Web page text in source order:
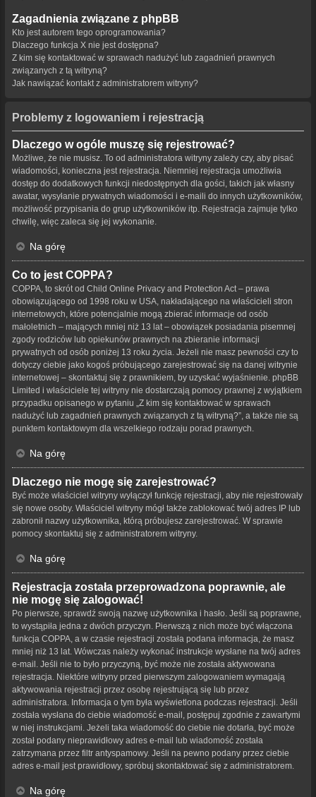
Zagadnienia związane z phpBB
Kto jest autorem tego oprogramowania?
Dlaczego funkcja X nie jest dostępna?
Z kim się kontaktować w sprawach nadużyć lub zagadnień prawnych
związanych z tą witryną?
Jak nawiązać kontakt z administratorem witryny?
Problemy z logowaniem i rejestracją
Dlaczego w ogóle muszę się rejestrować?
Możliwe, że nie musisz. To od administratora witryny zależy czy, aby pisać
wiadomości, konieczna jest rejestracja. Niemniej rejestracja umożliwia
dostęp do dodatkowych funkcji niedostępnych dla gości, takich jak własny
awatar, wysyłanie prywatnych wiadomości i e-maili do innych użytkowników,
możliwość przypisania do grup użytkowników itp. Rejestracja zajmuje tylko
chwilę, więc zaleca się jej wykonanie.
Na górę
Co to jest COPPA?
COPPA, to skrót od Child Online Privacy and Protection Act – prawa
obowiązującego od 1998 roku w USA, nakładającego na właścicieli stron
internetowych, które potencjalnie mogą zbierać informacje od osób
małoletnich – mających mniej niż 13 lat – obowiązek posiadania pisemnej
zgody rodziców lub opiekunów prawnych na zbieranie informacji
prywatnych od osób poniżej 13 roku życia. Jeżeli nie masz pewności czy to
dotyczy ciebie jako kogoś próbującego zarejestrować się na danej witrynie
internetowej – skontaktuj się z prawnikiem, by uzyskać wyjaśnienie. phpBB
Limited i właściciele tej witryny nie dostarczają pomocy prawnej z wyjątkiem
przypadku opisanego w pytaniu „Z kim się kontaktować w sprawach
nadużyć lub zagadnień prawnych związanych z tą witryną?”, a także nie są
punktem kontaktowym dla wszelkiego rodzaju porad prawnych.
Na górę
Dlaczego nie mogę się zarejestrować?
Być może właściciel witryny wyłączył funkcję rejestracji, aby nie rejestrowały
się nowe osoby. Właściciel witryny mógł także zablokować twój adres IP lub
zabronił nazwy użytkownika, którą próbujesz zarejestrować. W sprawie
pomocy skontaktuj się z administratorem witryny.
Na górę
Rejestracja została przeprowadzona poprawnie, ale
nie mogę się zalogować!
Po pierwsze, sprawdź swoją nazwę użytkownika i hasło. Jeśli są poprawne,
to wystąpiła jedna z dwóch przyczyn. Pierwszą z nich może być włączona
funkcja COPPA, a w czasie rejestracji została podana informacja, że masz
mniej niż 13 lat. Wówczas należy wykonać instrukcje wysłane na twój adres
e-mail. Jeśli nie to było przyczyną, być może nie została aktywowana
rejestracja. Niektóre witryny przed pierwszym zalogowaniem wymagają
aktywowania rejestracji przez osobę rejestrującą się lub przez
administratora. Informacja o tym była wyświetlona podczas rejestracji. Jeśli
została wysłana do ciebie wiadomość e-mail, postępuj zgodnie z zawartymi
w niej instrukcjami. Jeżeli taka wiadomość do ciebie nie dotarła, być może
został podany nieprawidłowy adres e-mail lub wiadomość została
zatrzymana przez filtr antyspamowy. Jeśli na pewno podany przez ciebie
adres e-mail jest prawidłowy, spróbuj skontaktować się z administratorem.
Na górę